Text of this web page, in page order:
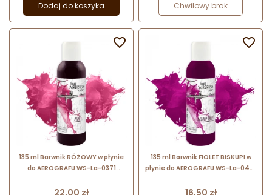
Dodaj do koszyka Chwilowy brak
135 ml Barwnik RÓŻOWY w płynie
do AEROGRAFU WS-La-0371
Cena

135 ml Barwnik FIOLET BISKUPI w
płynie do AEROGRAFU WS-La-0451
Cena
